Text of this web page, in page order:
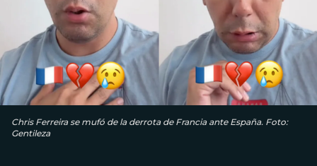
Chris Ferreira se mufó de la derrota de Francia ante España. Foto:
Gentileza